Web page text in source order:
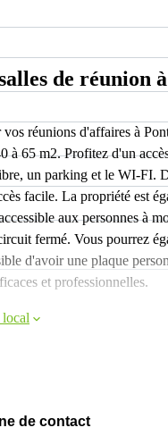
de réunion
réunions d'affaires à
à 65 m2. Profitez d'un
un parking et le WI-FI.
facile. La propriété est
aux personnes à
fermé. Vous pourrez
d'avoir une plaque
et professionnelles.
de contact